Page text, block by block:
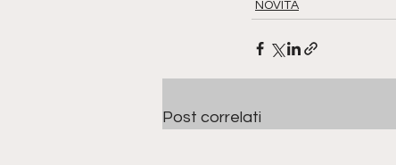
NOVITÀ
Post correlati